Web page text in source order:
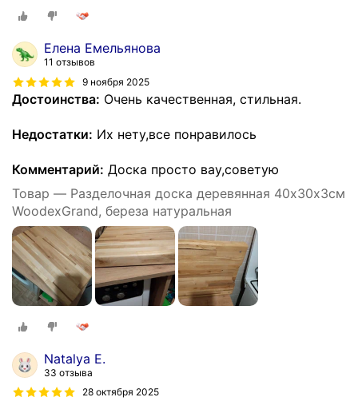
Елена Емельянова
11 отзывов
9 ноября 2025
Достоинства: Очень качественная, стильная.
Недостатки: Их нету,все понравилось
Комментарий: Доска просто вау,советую
Товар — Разделочная доска деревянная 40х30х3см
WoodexGrand, береза натуральная
Natalya E.
33 отзыва
28 октября 2025